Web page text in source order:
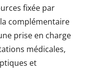
fixée par
complémentaire
prise en charge
médicales,
et